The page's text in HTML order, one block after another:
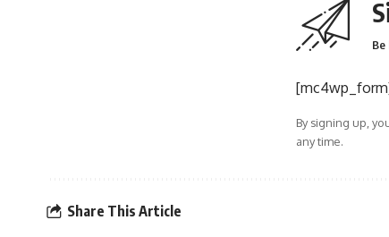
By signing up,
any time.
Share This Article